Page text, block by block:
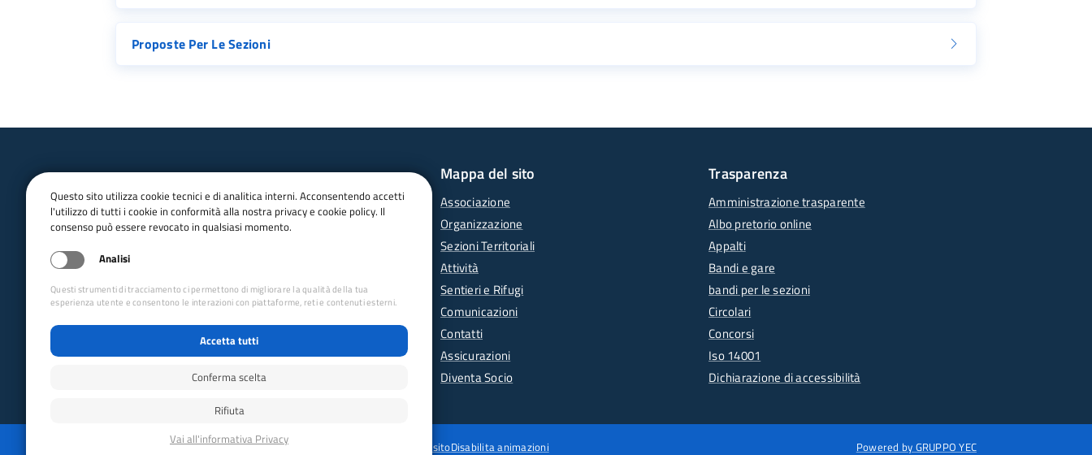
Proposte Per Le Sezioni
P.IVA 03654880156
Via Petrella 19 - 20124 Milano
seguici su
Mappa del sito
Associazione
Organizzazione
Sezioni Territoriali
Attività
Sentieri e Rifugi
Comunicazioni
Contatti
Assicurazioni
Diventa Socio
Trasparenza
Amministrazione trasparente
Albo pretorio online
Appalti
Bandi e gare
bandi per le sezioni
Circolari
Concorsi
Iso 14001
Dichiarazione di accessibilità
Reimposta preferenze cookie Mappa del sitoDisabilita animazioni Powered by GRUPPO YEC
Questo sito utilizza cookie tecnici e di analitica interni. Acconsentendo accetti
l'utilizzo di tutti i cookie in conformità alla nostra privacy e cookie policy. Il
consenso può essere revocato in qualsiasi momento.
Analisi
Questi strumenti di tracciamento ci permettono di migliorare la qualità della tua
esperienza utente e consentono le interazioni con piattaforme, reti e contenuti esterni.
Accetta tutti
Conferma scelta
Rifiuta